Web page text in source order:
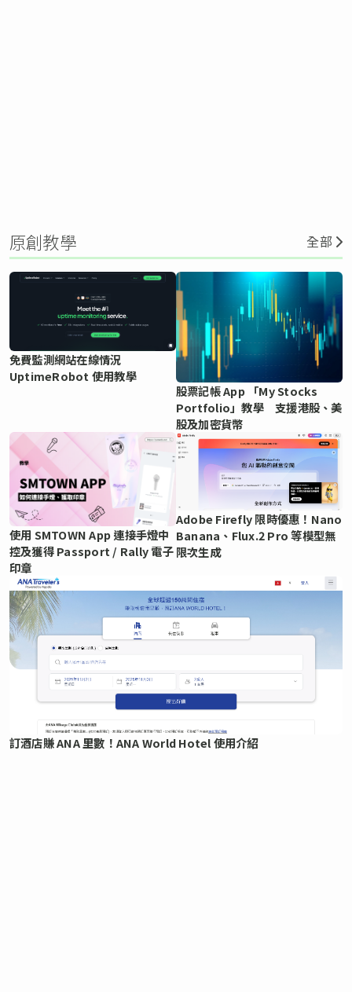
原創教學 全部
免費監測網站在線情況
UptimeRobot 使用教學
股票記帳 App 「My Stocks
Portfolio」教學 支援港股、美
股及加密貨幣
使用 SMTOWN App 連接手燈中
控及獲得 Passport / Rally 電子
印章
Adobe Firefly 限時優惠！Nano
Banana、Flux.2 Pro 等模型無
限次生成
訂酒店賺 ANA 里數！ANA World Hotel 使用介紹